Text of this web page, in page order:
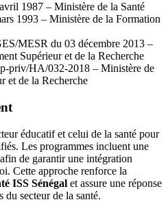
1987 – Ministère de la Santé
1993 – Ministère de la Formation
MESR du 03 décembre 2013 –
Supérieur et de la Recherche
priv/HA/032-2018 – Ministère de
et de la Recherche
éducatif et celui de la santé pour
Les programmes incluent une
de garantir une intégration
Cette approche renforce la
ISS Sénégal et assure une réponse
du secteur de la santé.